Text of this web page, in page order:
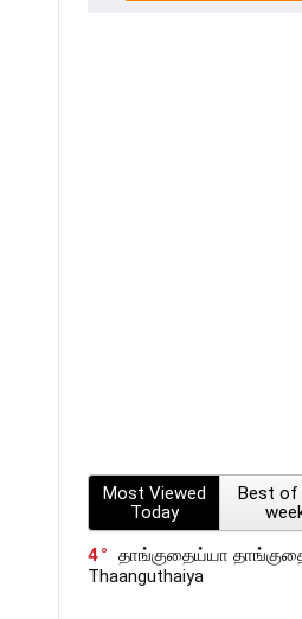
Most Viewed
Today
Best of
4
தாங்குதைய்யா
Thaanguthaiya